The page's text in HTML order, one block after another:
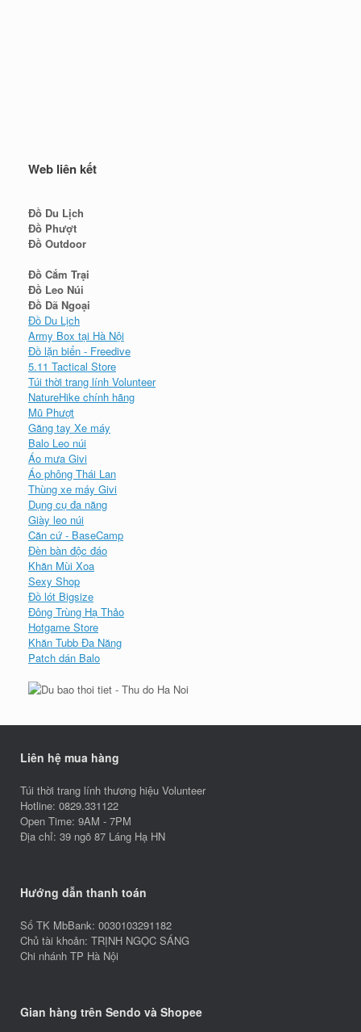
Web liên kết
Đồ Du Lịch
Đồ Phượt
Đồ Outdoor
Đồ Cắm Trại
Đồ Leo Núi
Đồ Dã Ngoại
Đồ Du Lịch
Army Box tại Hà Nội
Đồ lặn biển - Freedive
5.11 Tactical Store
Túi thời trang lính Volunteer
NatureHike chính hãng
Mũ Phượt
Găng tay Xe máy
Balo Leo núi
Áo mưa Givi
Áo phông Thái Lan
Thùng xe máy Givi
Dụng cụ đa năng
Giày leo núi
Căn cứ - BaseCamp
Đèn bàn độc đáo
Khăn Mùi Xoa
Sexy Shop
Đồ lót Bigsize
Đông Trùng Hạ Thảo
Hotgame Store
Khăn Tubb Đa Năng
Patch dán Balo
Liên hệ mua hàng
Túi thời trang lính thương hiệu Volunteer
Hotline: 0829.331122
Open Time: 9AM - 7PM
Địa chỉ: 39 ngõ 87 Láng Hạ HN
Hướng dẫn thanh toán
Số TK MbBank: 0030103291182
Chủ tài khoản: TRỊNH NGỌC SÁNG
Chi nhánh TP Hà Nội
Gian hàng trên Sendo và Shopee